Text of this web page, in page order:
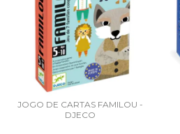
JOGO DE CARTAS FAMILOU -
DJECO